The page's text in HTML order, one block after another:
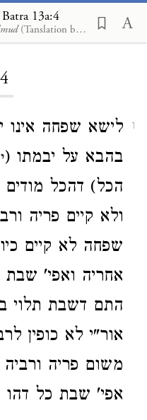
13a:4
(Tanslation by Rabbi Ephraim Piekarski)
1
לישא שפחה אינו
בהבא על יבמתו (
הכל) דהכל מודים
ולא קיים פריה
שפחה לא קיים
אחריה ואפי'
התם דשבת תלוי
אור"י לא כופין
משום פריה
אפי' שבת כל דהו